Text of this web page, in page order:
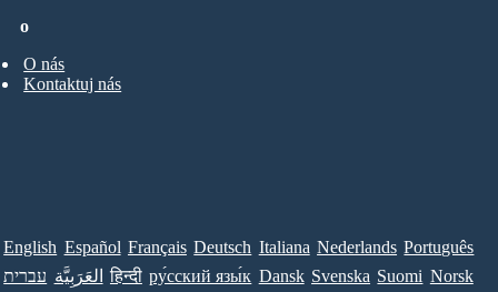
o
O nás
Kontaktuj nás
English Español Français Deutsch Italiana Nederlands Português
עברית العَرَبِيَّة हिन्दी ру́сский язы́к Dansk Svenska Suomi Norsk